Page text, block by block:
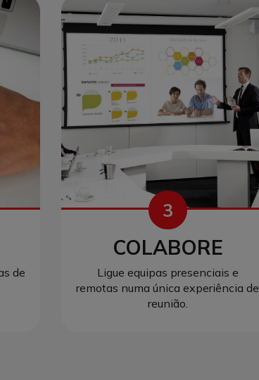
de
3
COLABORE
Ligue equipas presenciais e
remotas numa única experiência de
reunião.